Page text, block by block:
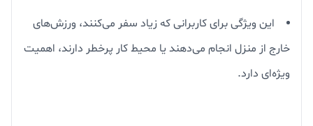
این ویژگی برای کاربرانی که زیاد سفر می‌کنند، ورزش‌های
خارج از منزل انجام می‌دهند یا محیط کار پرخطر دارند، اهمیت
ویژه‌ای دارد.